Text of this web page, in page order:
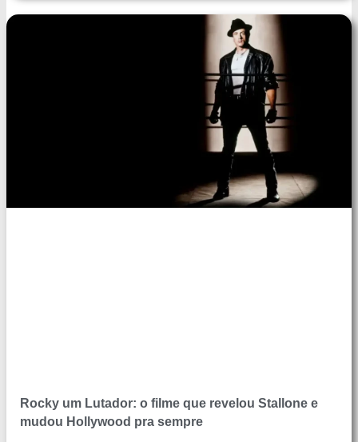
Rocky um Lutador: o filme que revelou Stallone e
mudou Hollywood pra sempre